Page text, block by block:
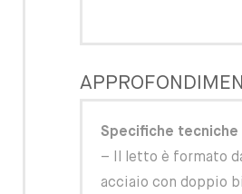
Specifiche tecniche
– Il letto è formato
acciaio con doppio